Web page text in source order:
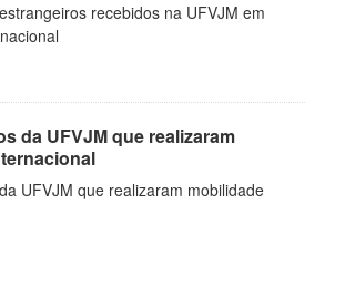
recebidos na UFVJM em
da UFVJM que realizaram
UFVJM que realizaram mobilidade